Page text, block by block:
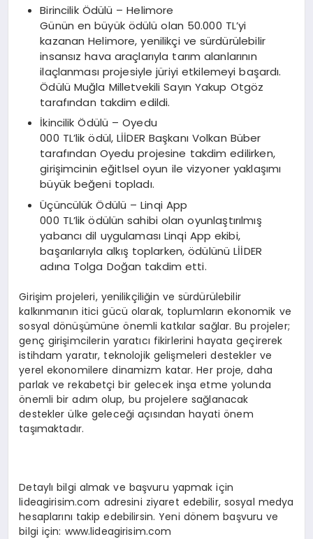
Birincilik Ödülü – Helimore
Günün en büyük ödülü olan 50.000 TL’yi
kazanan Helimore, yenilikçi ve sürdürülebilir
insansız hava araçlarıyla tarım alanlarının
ilaçlanması projesiyle jüriyi etkilemeyi başardı.
Ödülü Muğla Milletvekili Sayın Yakup Otgöz
tarafından takdim edildi.
İkincilik Ödülü – Oyedu
000 TL’lik ödül, LİİDER Başkanı Volkan Büber
tarafından Oyedu projesine takdim edilirken,
girişimcinin eğitlsel oyun ile vizyoner yaklaşımı
büyük beğeni topladı.
Üçüncülük Ödülü – Linqi App
000 TL’lik ödülün sahibi olan oyunlaştırılmış
yabancı dil uygulaması Linqi App ekibi,
başarılarıyla alkış toplarken, ödülünü LİİDER
adına Tolga Doğan takdim etti.
Girişim projeleri, yenilikçiliğin ve sürdürülebilir
kalkınmanın itici gücü olarak, toplumların ekonomik ve
sosyal dönüşümüne önemli katkılar sağlar. Bu projeler;
genç girişimcilerin yaratıcı fikirlerini hayata geçirerek
istihdam yaratır, teknolojik gelişmeleri destekler ve
yerel ekonomilere dinamizm katar. Her proje, daha
parlak ve rekabetçi bir gelecek inşa etme yolunda
önemli bir adım olup, bu projelere sağlanacak
destekler ülke geleceği açısından hayati önem
taşımaktadır.
Detaylı bilgi almak ve başvuru yapmak için
lideagirisim.com adresini ziyaret edebilir, sosyal medya
hesaplarını takip edebilirsin. Yeni dönem başvuru ve
bilgi için: www.lideagirisim.com